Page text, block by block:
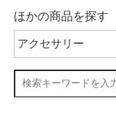
ほかの商品を探す